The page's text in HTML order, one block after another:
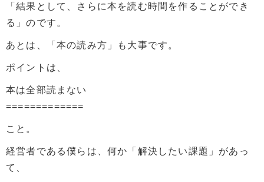
「結果として、さらに本を読む時間を作ることができ
る」のです。
あとは、「本の読み方」も大事です。
ポイントは、
本は全部読まない
=============
こと。
経営者である僕らは、何か「解決したい課題」があっ
て、